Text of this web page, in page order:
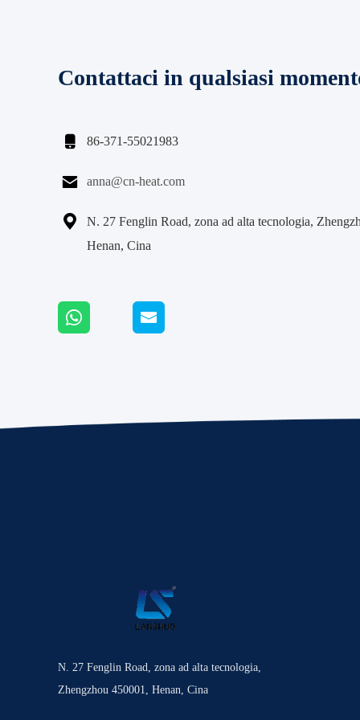
Contattaci in qualsiasi
 86-371-55021983
 anna@cn-heat.com

N. 27 Fenglin Road, zona ad alta tecnologia,
Henan, Cina
N. 27 Fenglin Road, zona ad alta tecnologia,
Zhengzhou 450001, Henan, Cina